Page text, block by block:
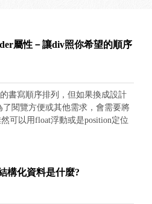
屬性－讓div照你希望的順序
書寫順序排列，但如果換成設計
了閱覽方便或其他需求，會需要將
可以用float浮動或是position定位
－flex items(子項目)可用的屬性) 裡
接以數字設定區塊的前後順序，非
html裡的順序分別設001、002、
構化資料是什麼?